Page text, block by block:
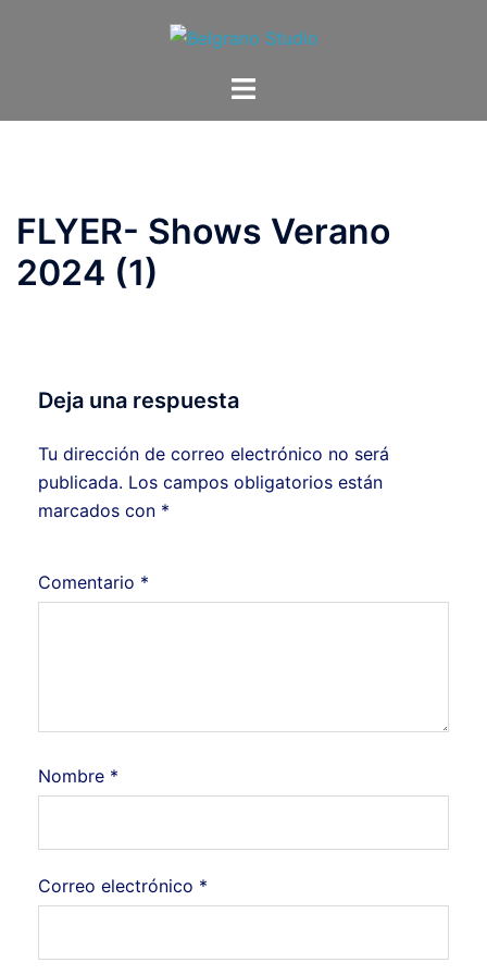
FLYER- Shows Verano
2024 (1)
Deja una respuesta
Tu dirección de correo electrónico no será
publicada. Los campos obligatorios están
marcados con *
Comentario *
Nombre *
Correo electrónico *